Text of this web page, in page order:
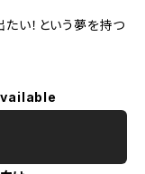
い！という夢を持つ